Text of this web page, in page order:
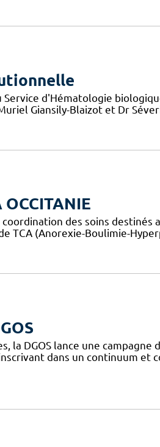
d'Hématologie
Giansily-Blaizot et Dr
OCCITANIE
des soins destinés
TCA (Anorexie-Boulimie-
la DGOS lance une
dans un continuum et